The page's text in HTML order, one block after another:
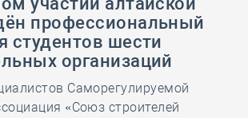
профессиональный
студентов шести
организаций
Саморегулируемой
«Союз строителей